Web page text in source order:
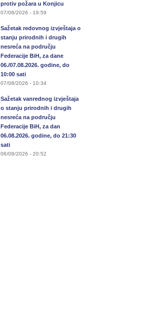
protiv požara u Konjicu
07/08/2026 - 19:59
Sažetak redovnog izvještaja o
stanju prirodnih i drugih
nesreća na području
Federacije BiH, za dane
06./07.08.2026. godine, do
10:00 sati
07/08/2026 - 10:34
Sažetak vanrednog izvještaja
o stanju prirodnih i drugih
nesreća na području
Federacije BiH, za dan
06.08.2026. godine, do 21:30
sati
06/08/2026 - 20:52